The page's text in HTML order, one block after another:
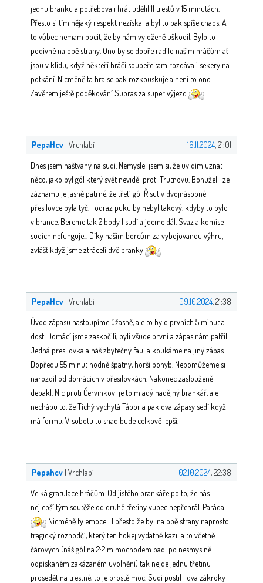
jednu branku a potřebovali hrát udělil 11 trestů v 15 minutách.
Přesto si tím nějaký respekt nezískal a byl to pak spíše chaos. A
to vůbec nemam pocit, že by nám vyloženě uškodil. Bylo to
podivné na obě strany. Ono by se dobře radilo našim hráčům ať
jsou v klidu, když někteří hráči soupeře tam rozdávali sekery na
potkání. Nicméně ta hra se pak rozkouskuje a není to ono.
Zavěrem ještě poděkování Supras za super výjezd
PepaHcv | Vrchlabí 16.11.2024, 21:01
Dnes jsem naštvaný na sudí. Nemyslel jsem si, že uvidím uznat
něco, jako byl gól který svět neviděl proti Trutnovu. Bohužel i ze
záznamu je jasně patrné, že třetí gól Řisut v dvojnásobné
přesilovce byla tyč. I odraz puku by nebyl takový, kdyby to bylo
v brance. Bereme tak 2 body 1 sudí a jdeme dál. Svaz a komise
sudích nefunguje... Díky našim borcům za vybojovanou výhru,
zvlášť když jsme ztráceli dvě branky
PepaHcv | Vrchlabí 09.10.2024, 21:38
Úvod zápasu nastoupíme úžasně, ale to bylo prvních 5 minut a
dost. Domácí jsme zaskočili, byli všude první a zápas nám patřil.
Jedná presilovka a náš zbytečný faul a koukáme na jiný zápas.
Dopředu 55 minut hodně špatný, horší pohyb. Nepomůžeme si
narozdíl od domácích v přesilovkách. Nakonec zaslouženě
debakl. Nic proti Červinkovi je to mladý nadějný brankář, ale
nechápu to, že Tichý vychytá Tábor a pak dva zápasy sedí když
má formu. V sobotu to snad bude celkově lepší.
Pepahcv | Vrchlabí 02.10.2024, 22:38
Velká gratulace hráčům. Od jistého brankáře po to, že nás
nejlepší tým soutěže od druhé třetiny vubec nepřehrál. Paráda
Nicméně ty emoce... I přesto že byl na obě strany naprosto
tragický rozhodčí, který ten hokej vydatně kazil a to včetně
čárových (náš gól na 2:2 mimochodem padl po nesmyslně
odpískaném zakázaném uvolnění) tak nejde jednu třetinu
prosedět na trestné, to je prostě moc. Sudí pustil i dva zákroky